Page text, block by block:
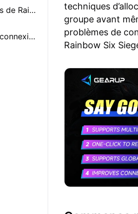
Régions des serveurs de Rainbow Six Siege X
FAQ : Problèmes de connexion des serveurs console de Rainbow Six Siege X
techniques
groupe avant
problèmes de
Rainbow Six